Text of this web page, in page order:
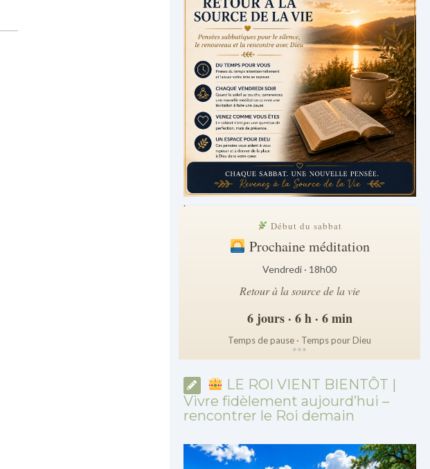
.
Début du sabbat
Prochaine méditation
Vendredi · 18h00
Retour à la source de la vie
6 jours · 6 h · 6 min
Temps de pause · Temps pour Dieu
***
LE ROI VIENT BIENTÔT |
Vivre fidèlement aujourd’hui –
rencontrer le Roi demain